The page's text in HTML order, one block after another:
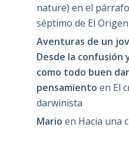
nature) en el
séptimo de El
Aventuras de un
Desde la confusión
como todo buen
pensamiento en El
darwinista
Mario en Hacia una